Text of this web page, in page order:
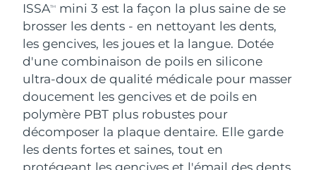
ISSATM
mini 3 est la façon la plus saine de se
brosser les dents - en nettoyant les dents,
les gencives, les joues et la langue. Dotée
d'une combinaison de poils en silicone
ultra-doux de qualité médicale pour masser
doucement les gencives et de poils en
polymère PBT plus robustes pour
décomposer la plaque dentaire. Elle garde
les dents fortes et saines, tout en
protégeant les gencives et l'émail des dents
LUNA™ 4 Plus
Massage, LED heating
LUNA™ 4 Men
For men, anti-aging massage
BEAR™ 2 go
Microcurrent toning on-the-go
BEAR™ 2 eyes & lips
Microcurrent line smoothing device
Hydratation
UFO™ 3 coffret
Deep facial hydration
UFO™ 3 LED
Near-infrared and red light therapy
device
Soin bucco-dentaire
issa™ 4
Hybrid silicone sonic toothbrush
issa™ 4 plus
Smart hybrid silicone sonic toothbrush
FAQ™ TRAITEMENT ANTI-ÂGE
Anti-âge Traitements LED
NEW
Bosnie-Herzégovine Livraison estimée12/08/2026
Brunei Livraison estimée14/08/2026
Bulgarie Livraison estimée09/08/2026
Canada Livraison estimée
Chili 13/08/2026